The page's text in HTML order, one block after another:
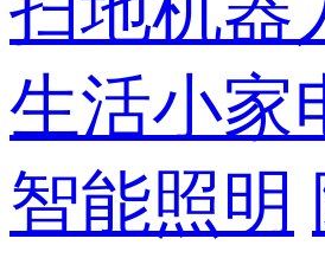
生活小家
智能照明